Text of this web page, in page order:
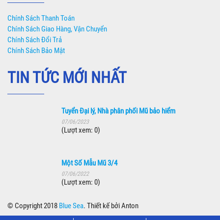
Chính Sách Thanh Toán
Chính Sách Giao Hàng, Vận Chuyển
Chính Sách Đổi Trả
Chính Sách Bảo Mật
TIN TỨC MỚI NHẤT
Tuyển Đại lý, Nhà phân phối Mũ bảo hiểm
07/06/2023
(Lượt xem: 0)
Một Số Mẫu Mũ 3/4
07/06/2022
(Lượt xem: 0)
© Copyright 2018 Blue Sea. Thiết kế bởi Anton